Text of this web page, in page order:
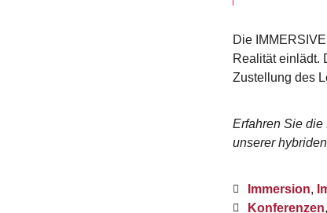
Die
Realität einlädt.
Zustellung des
Erfahren Sie die
unserer
Immersion,
Konferenzen,